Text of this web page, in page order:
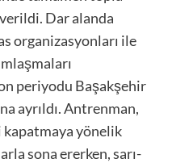
verildi. Dar alanda
organizasyonları ile
periyodu Başakşehir
ayrıldı. Antrenman,
yönelik
sona ererken, sarı-